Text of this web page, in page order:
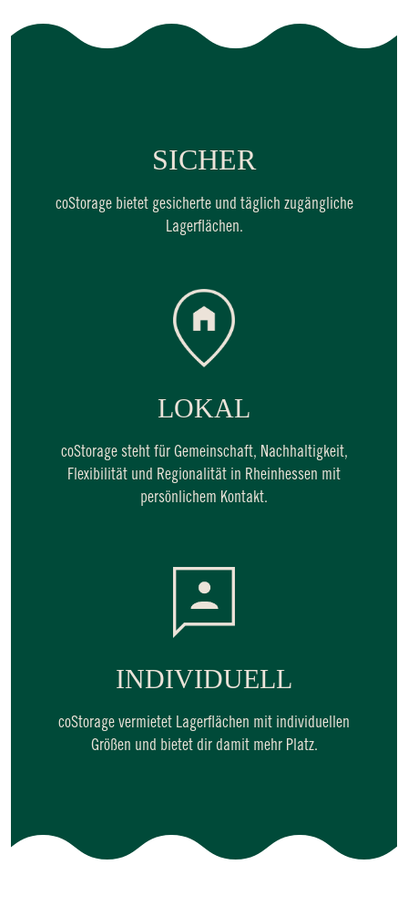
SICHER
coStorage bietet gesicherte und täglich zugängliche
Lagerflächen.
LOKAL
coStorage steht für Gemeinschaft, Nachhaltigkeit,
Flexibilität und Regionalität in Rheinhessen mit
persönlichem Kontakt.
INDIVIDUELL
coStorage vermietet Lagerflächen mit individuellen
Größen und bietet dir damit mehr Platz.